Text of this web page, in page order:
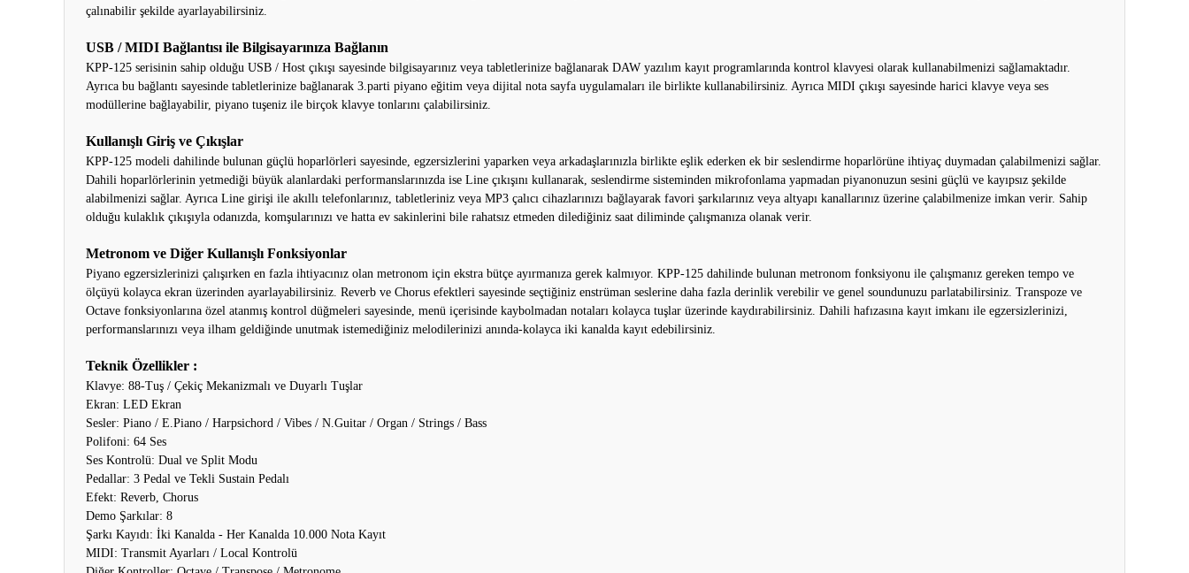
çalınabilir şekilde ayarlayabilirsiniz.
USB / MIDI Bağlantısı ile Bilgisayarınıza Bağlanın
KPP-125 serisinin sahip olduğu USB / Host çıkışı sayesinde bilgisayarınız veya tabletlerinize bağlanarak DAW yazılım kayıt programlarında kontrol klavyesi olarak kullanabilmenizi sağlamaktadır.
Ayrıca bu bağlantı sayesinde tabletlerinize bağlanarak 3.parti piyano eğitim veya dijital nota sayfa uygulamaları ile birlikte kullanabilirsiniz. Ayrıca MIDI çıkışı sayesinde harici klavye veya ses
modüllerine bağlayabilir, piyano tuşeniz ile birçok klavye tonlarını çalabilirsiniz.
Kullanışlı Giriş ve Çıkışlar
KPP-125 modeli dahilinde bulunan güçlü hoparlörleri sayesinde, egzersizlerini yaparken veya arkadaşlarınızla birlikte eşlik ederken ek bir seslendirme hoparlörüne ihtiyaç duymadan çalabilmenizi sağlar.
Dahili hoparlörlerinin yetmediği büyük alanlardaki performanslarınızda ise Line çıkışını kullanarak, seslendirme sisteminden mikrofonlama yapmadan piyanonuzun sesini güçlü ve kayıpsız şekilde
alabilmenizi sağlar. Ayrıca Line girişi ile akıllı telefonlarınız, tabletleriniz veya MP3 çalıcı cihazlarınızı bağlayarak favori şarkılarınız veya altyapı kanallarınız üzerine çalabilmenize imkan verir. Sahip
olduğu kulaklık çıkışıyla odanızda, komşularınızı ve hatta ev sakinlerini bile rahatsız etmeden dilediğiniz saat diliminde çalışmanıza olanak verir.
Metronom ve Diğer Kullanışlı Fonksiyonlar
Piyano egzersizlerinizi çalışırken en fazla ihtiyacınız olan metronom için ekstra bütçe ayırmanıza gerek kalmıyor. KPP-125 dahilinde bulunan metronom fonksiyonu ile çalışmanız gereken tempo ve
ölçüyü kolayca ekran üzerinden ayarlayabilirsiniz. Reverb ve Chorus efektleri sayesinde seçtiğiniz enstrüman seslerine daha fazla derinlik verebilir ve genel soundunuzu parlatabilirsiniz. Transpoze ve
Octave fonksiyonlarına özel atanmış kontrol düğmeleri sayesinde, menü içerisinde kaybolmadan notaları kolayca tuşlar üzerinde kaydırabilirsiniz. Dahili hafızasına kayıt imkanı ile egzersizlerinizi,
performanslarınızı veya ilham geldiğinde unutmak istemediğiniz melodilerinizi anında-kolayca iki kanalda kayıt edebilirsiniz.
Teknik Özellikler :
Klavye: 88-Tuş / Çekiç Mekanizmalı ve Duyarlı Tuşlar
Ekran: LED Ekran
Sesler: Piano / E.Piano / Harpsichord / Vibes / N.Guitar / Organ / Strings / Bass
Polifoni: 64 Ses
Ses Kontrolü: Dual ve Split Modu
Pedallar: 3 Pedal ve Tekli Sustain Pedalı
Efekt: Reverb, Chorus
Demo Şarkılar: 8
Şarkı Kayıdı: İki Kanalda - Her Kanalda 10.000 Nota Kayıt
MIDI: Transmit Ayarları / Local Kontrolü